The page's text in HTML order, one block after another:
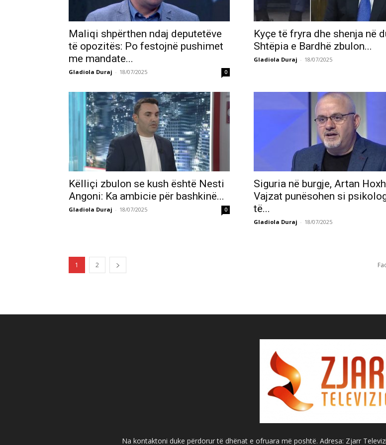
Maliqi shpërthen ndaj deputetëve
të opozitës: Po festojnë pushimet
me mandate...
Gladiola Duraj - 18/07/2025 0
Kyçe të fryra dhe shenja në
Shtëpia e Bardhë zbulon...
Gladiola Duraj - 18/07/2025
Këlliçi zbulon se kush është Nesti
Angoni: Ka ambicie për bashkinë...
Gladiola Duraj - 18/07/2025 0
Siguria në burgje, Artan
Vajzat punësohen si
të...
Gladiola Duraj - 18/07/2025
1 2
Na kontaktoni duke përdorur të dhënat e ofruara më poshtë. Adresa: Zjarr